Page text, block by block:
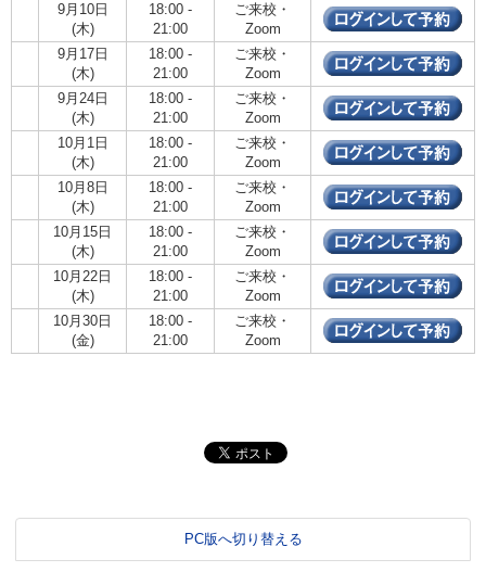
9月10日
(木)
18:00 -
21:00
ご来校・
Zoom
9月17日
(木)
18:00 -
21:00
ご来校・
Zoom
9月24日
(木)
18:00 -
21:00
ご来校・
Zoom
10月1日
(木)
18:00 -
21:00
ご来校・
Zoom
10月8日
(木)
18:00 -
21:00
ご来校・
Zoom
10月15日
(木)
18:00 -
21:00
ご来校・
Zoom
10月22日
(木)
18:00 -
21:00
ご来校・
Zoom
10月30日
(金)
18:00 -
21:00
ご来校・
Zoom
PC版へ切り替える